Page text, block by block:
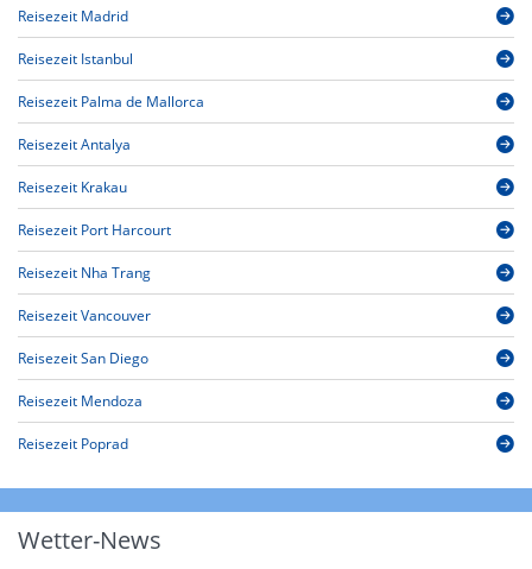
Reisezeit Madrid
Reisezeit Istanbul
Reisezeit Palma de Mallorca
Reisezeit Antalya
Reisezeit Krakau
Reisezeit Port Harcourt
Reisezeit Nha Trang
Reisezeit Vancouver
Reisezeit San Diego
Reisezeit Mendoza
Reisezeit Poprad
Wetter-News